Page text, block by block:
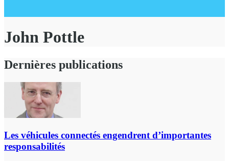
John Pottle
Dernières publications
Les véhicules connectés engendrent d’importantes
responsabilités